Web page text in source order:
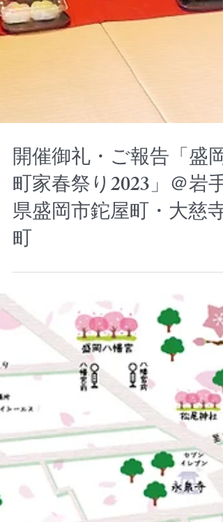
開催御礼・ご報告「盛岡
町家春祭り2023」＠岩手
県盛岡市鉈屋町・大慈寺
町